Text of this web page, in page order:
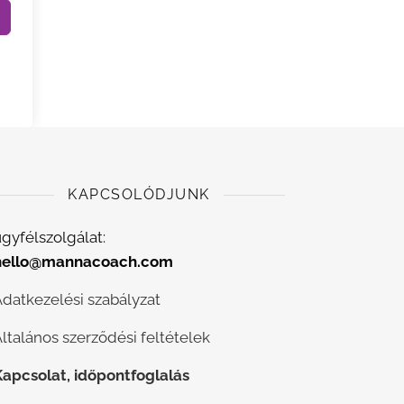
KAPCSOLÓDJUNK
szabályzat
szerződési feltételek
időpontfoglalás